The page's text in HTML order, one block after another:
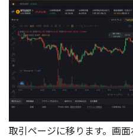
取引ページに移ります。画